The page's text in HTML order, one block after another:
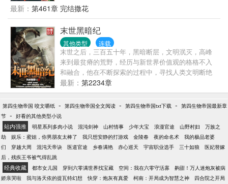
骨联合给剥了不留痕迹； 也有人说，陆北辰心里始终
闻的血案，一桩桩离奇难解的案件，险象环生荆榛满
目，她的世界不再平静，他却从容冷静抽丝剥茧寻找
真相，提醒她：“你最好聪明些，我不想有一天亲手为
你验尸。” 他不是北深，北深的手不是冰的，北深的眼
不是凉的，他却用解剖刀抵着她的胸口说：“不及你这
个没心的人。” 两年的笑换五年的痛，侵蚀他的何止是
孤寂？于她，他只是她的陌路相逢，于他，她却是他
不曾挥去的旧梦。 *** 陆北辰时刻会让她陷入错觉，熟
悉的背影，及熟悉的脸庞，然后她便无法呼吸。 他却
说：“既然辜负，又何必心痛？” 但在某一天，有人告
诉了顾初，不要相信陆北辰，因为他，不是陆北
辰…… *** 被青春圆寂的是爱情，被爱情流放的是青
情小说，带你进入不曾想象的领域。殷氏出品，全新
系列，全新人物，质量保证。
腿，开工厂，办企业，创建属于自己的商业帝国。听
说京都的四合院一千块一套，林云溪大手一挥，有多
少要多少。什么？魔都土地这么便宜，先买上二十亩
囤着。老公英俊帅气，儿子聪明伶俐，林云溪活成了
所有女人都羡慕的样子。PS：本文架空，爽就完了。
最新： 第461章 完结撒花
末世黑暗纪
其他类型 连载
末世之后，三百五十年，黑暗断层，文明泯灭，高峰
来到最贫瘠的荒野，经历与新世界价值观的格格不入
和融合，他在不断探索的过程中，寻找人类文明断绝
的原因，并在与末世统治者的斗争中不断的挖掘历史
的真相，从一个意外的旅人转变成带领人类寻找文明
复兴的领头人。 杀戮，背叛，热血，友情，阴谋，战
争，一切都在高峰的末世之旅上演，身世的迷茫，新
人类的进化方式，旧文明的苟延残喘，
最新： 第2234章
第四生物帝国 咬文嚼纸 - 第四生物帝国全文阅读 - 第四生物帝国txt下载 - 第四生物帝国最新章
节 - 好看的其他类型小说
站内强推 明星系列多肉小说 混沌剑神 山村情事 少年大宝 浪漫官途 山野村妇
万族之
劫
娱乐：蜜姐，你男朋友太棒了 我只想安静的打游戏 金陵春 夜的命名术
我的极品老婆
们
穿越大周 混沌天帝诀 医道官途 乡春满艳 赤心巡天 宇宙职业选手 三十如狼
医妃替嫁
后，残疾王爷被气得乱跳
经典收藏 都市女儿国 穿到六零满世界找宝藏 空间：我在六零守活寡
齁甜！万人迷炮灰被病
娇亲哭啦
我与洛天依的提瓦特幻想 快穿：炮灰有真爱 柯南：开局成为智慧之神
四合院之开局